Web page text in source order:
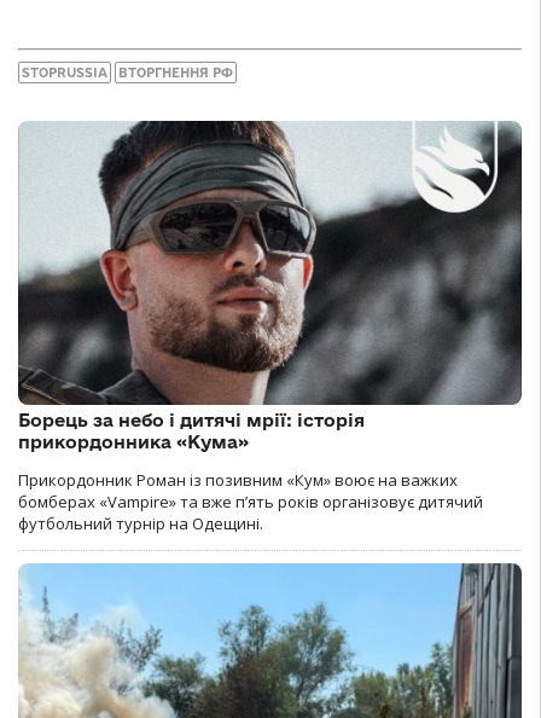
STOPRUSSIA ВТОРГНЕННЯ РФ
Борець за небо і дитячі мрії: історія
прикордонника «Кума»
Прикордонник Роман із позивним «Кум» воює на важких
бомберах «Vampire» та вже п’ять років організовує дитячий
футбольний турнір на Одещині.